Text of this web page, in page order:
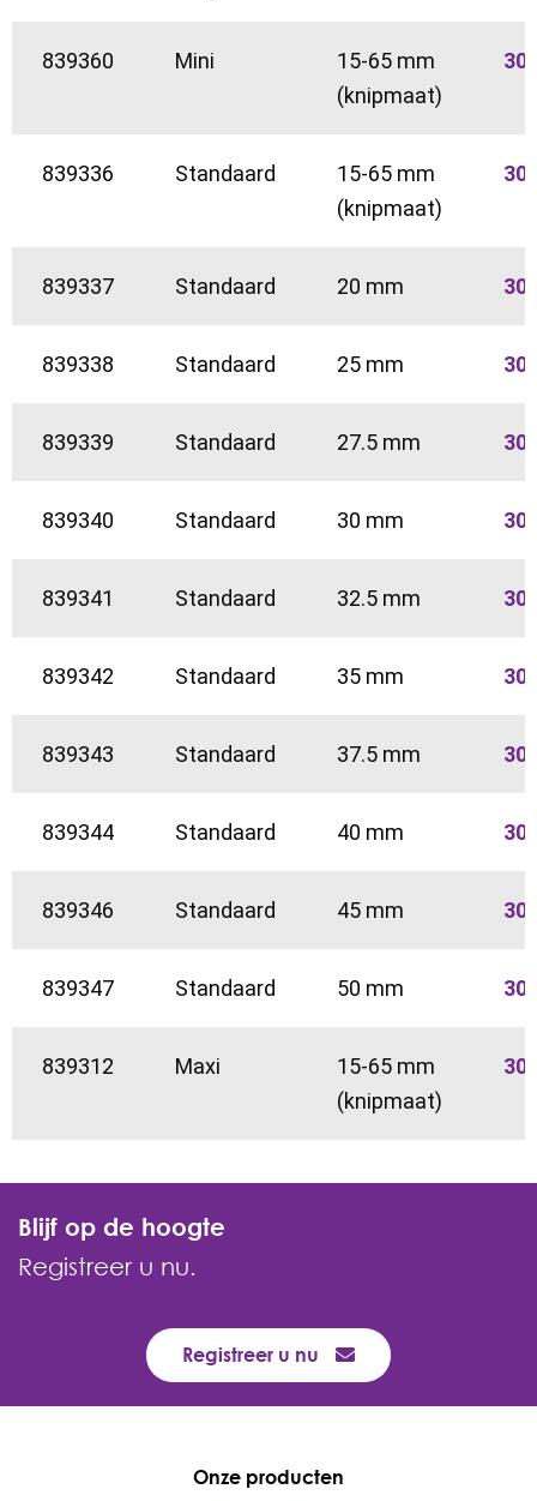
839360 Mini
15-65 mm
(knipmaat)
30
839336 Standaard
15-65 mm
(knipmaat)
30
839337 Standaard 20 mm 30
839338 Standaard 25 mm 30
839339 Standaard 27.5 mm 30
839340 Standaard 30 mm 30
839341 Standaard 32.5 mm 30
839342 Standaard 35 mm 30
839343 Standaard 37.5 mm 30
839344 Standaard 40 mm 30
839346 Standaard 45 mm 30
839347 Standaard 50 mm 30
839312 Maxi
15-65 mm
(knipmaat)
30
Blijf op de hoogte
Registreer u nu.
Registreer u nu
Onze producten